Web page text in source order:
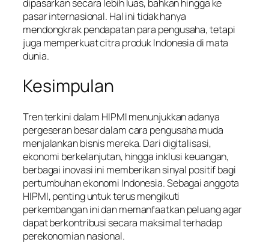
dipasarkan secara lebih luas, bahkan hingga ke
pasar internasional. Hal ini tidak hanya
mendongkrak pendapatan para pengusaha, tetapi
juga memperkuat citra produk Indonesia di mata
dunia.
Kesimpulan
Tren terkini dalam HIPMI menunjukkan adanya
pergeseran besar dalam cara pengusaha muda
menjalankan bisnis mereka. Dari digitalisasi,
ekonomi berkelanjutan, hingga inklusi keuangan,
berbagai inovasi ini memberikan sinyal positif bagi
pertumbuhan ekonomi Indonesia. Sebagai anggota
HIPMI, penting untuk terus mengikuti
perkembangan ini dan memanfaatkan peluang agar
dapat berkontribusi secara maksimal terhadap
perekonomian nasional.